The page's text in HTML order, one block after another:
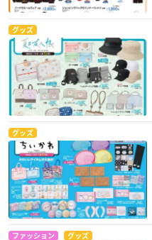
グッズ
グッズ
ファッション グッズ